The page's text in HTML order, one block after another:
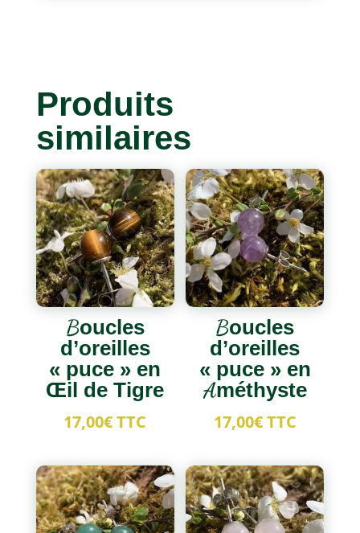
Produits
similaires
Boucles
d’oreilles
« puce » en
Œil de Tigre
17,00€TTC
Boucles
d’oreilles
« puce » en
Améthyste
17,00€TTC